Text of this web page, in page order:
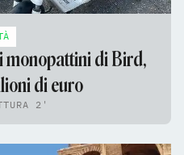
monopattini di Bird,
di euro
2'